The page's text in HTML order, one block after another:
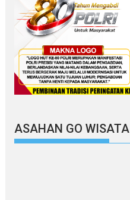
ASAHAN GO WISATA